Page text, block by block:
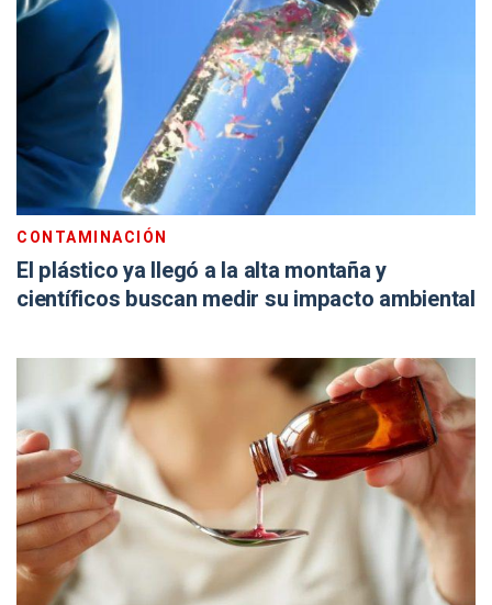
CONTAMINACIÓN
El plástico ya llegó a la alta montaña y
científicos buscan medir su impacto ambiental